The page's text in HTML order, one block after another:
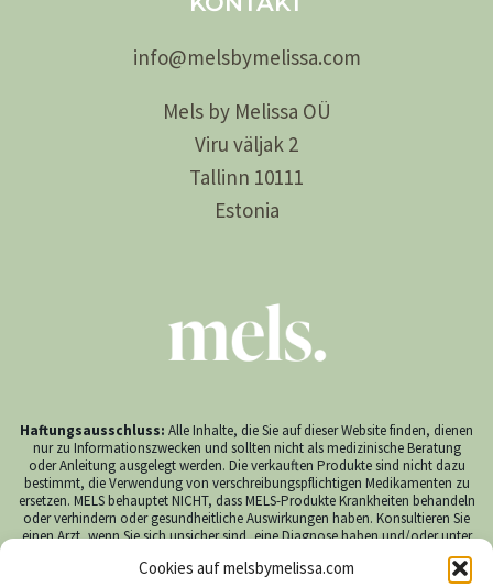
Cookies auf melsbymelissa.com
info@melsbymelissa.com
Mels by Melissa OÜ
Viru väljak 2
Tallinn 10111
Estonia
Haftungsausschluss: Alle Inhalte, die Sie auf dieser Website finden, dienen
nur zu Informationszwecken und sollten nicht als medizinische Beratung
oder Anleitung ausgelegt werden. Die verkauften Produkte sind nicht dazu
bestimmt, die Verwendung von verschreibungspflichtigen Medikamenten zu
ersetzen. MELS behauptet NICHT, dass MELS-Produkte Krankheiten behandeln
oder verhindern oder gesundheitliche Auswirkungen haben. Konsultieren Sie
einen Arzt, wenn Sie sich unsicher sind, eine Diagnose haben und/oder unter
18 Jahre alt sind oder schwanger sind/stillen, bevor Sie CBD verwenden. MELS
übernimmt keine Verantwortung für die Verwendung von MELS-Produkten.